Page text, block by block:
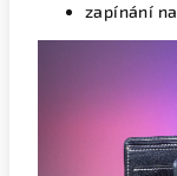
zapínání